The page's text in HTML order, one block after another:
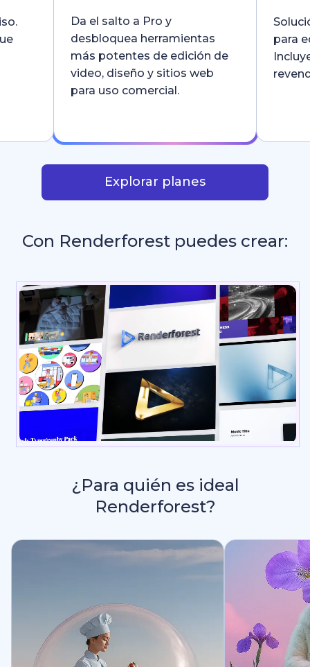
Da el salto a Pro y
desbloquea herramientas
más potentes de edición de
video, diseño y sitios web
para uso comercial.
para
Explorar planes
Con Renderforest puedes crear:
¿Para quién es ideal
Renderforest?